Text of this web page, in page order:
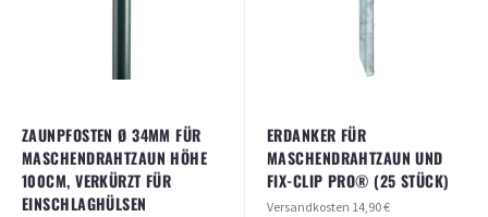
ARTIKEL ANSEHEN
ARTIKEL ANSEHEN
ZAUNPFOSTEN Ø 34MM FÜR
MASCHENDRAHTZAUN HÖHE
100CM, VERKÜRZT FÜR
EINSCHLAGHÜLSEN
ERDANKER FÜR
MASCHENDRAHTZAUN UND
FIX-CLIP PRO® (25 STÜCK)
Versandkosten 14,90 €